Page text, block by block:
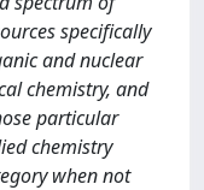
specifically
and nuclear
chemistry, and
particular
chemistry
when not